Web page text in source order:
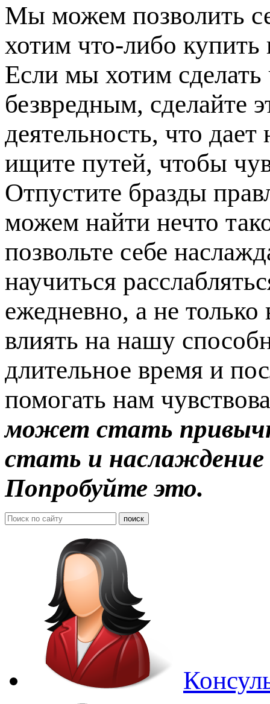
Мы можем позволить
хотим что-либо купить
Если мы хотим сделать
безвредным, сделайте
деятельность, что
ищите путей, чтобы
Отпустите бразды
можем найти нечто
позвольте себе
научиться
ежедневно, а не
влиять на нашу
длительное время и
помогать нам
может стать
стать и
Попробуйте это.